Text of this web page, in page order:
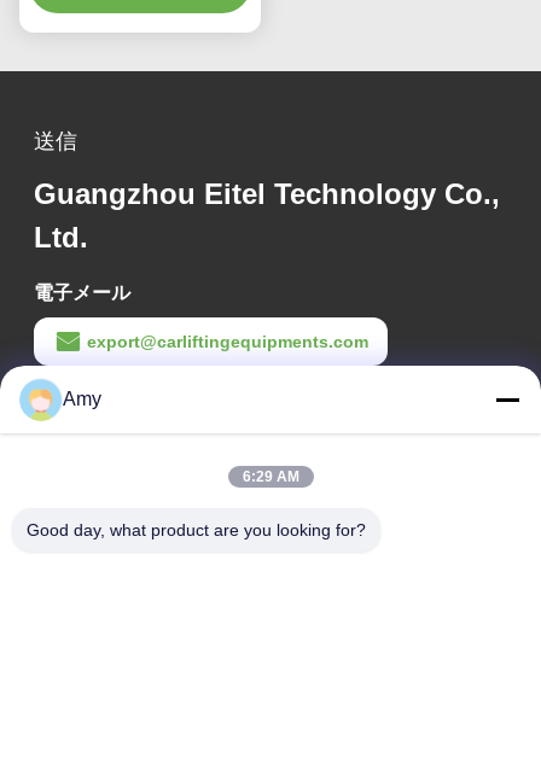
メント精度のためのリア
送信
Guangzhou Eitel Technology Co.,
Ltd.
電子メール
export@carliftingequipments.com
作業時間
09:00-18:00
会社の住所
Amy
6:29 AM
Good day, what product are you looking for?